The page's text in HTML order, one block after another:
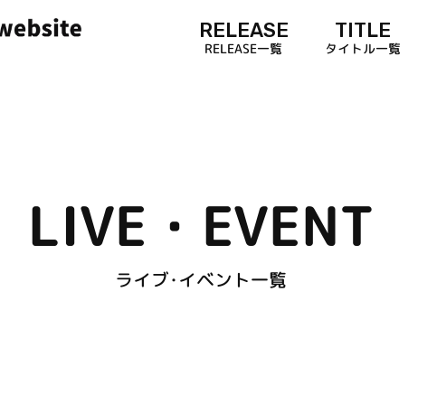
RELEASE
RELEASE一覧
TITLE
タイトル一覧
LIVE・EVENT
ライブ･イベント一覧